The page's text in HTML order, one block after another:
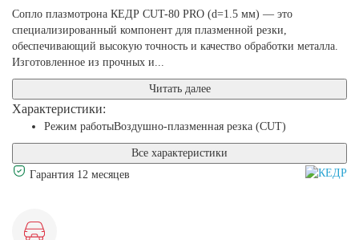
Сопло плазмотрона КЕДР CUT-80 PRO (d=1.5 мм) — это
специализированный компонент для плазменной резки,
обеспечивающий высокую точность и качество обработки металла.
Изготовленное из прочных и...
Читать далее
Характеристики:
Режим работыВоздушно-плазменная резка (CUT)
Все характеристики
Гарантия 12 месяцев